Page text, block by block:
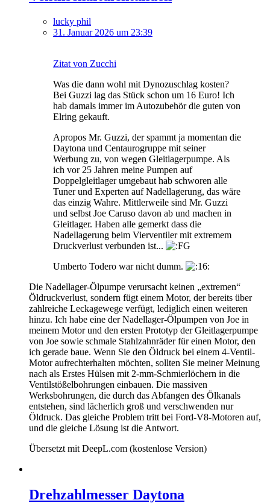
lucky phil
31. Januar 2026 um 23:39
Zitat von Zucchi
Was die dann wohl mit Dynozuschlag kosten?
Bei Guzzi lag das Stück schon um 16 Euro! Ich
hab damals immer im Autozubehör die guten von
Elring gekauft.
Apropos Mr. Guzzi, der spammt ja momentan die
Daytona und Centaurogruppe mit seiner
Werbung zu, von wegen Gleitlagerpumpe. Als
ich vor 25 Jahren meine Pumpen auf
Doppelgleitlager umgebaut hab schworen alle
Tuner und Experten auf Nadellagerung, das wäre
das einzig Wahre. Mittlerweile sind Mr. Guzzi
und selbst Joe Caruso davon ab und machen in
Gleitlager. Haben alle gemerkt dass die
Nadellagerung beim Vierventiler mit extremem
Druckverlust verbunden ist...
Umberto Todero war nicht dumm.
Die Nadellager-Ölpumpe verursacht keinen „extremen“
Öldruckverlust, sondern fügt einem Motor, der bereits über
zahlreiche Leckagewege verfügt, lediglich einen weiteren
hinzu. Ich habe eine der Nadellager-Ölpumpen von Joe in
meinem Motor und den ersten Prototyp der Gleitlagerpumpe
von Joe sowie schmale Stahlzahnräder für einen Motor, den
ich gerade baue. Wenn Sie den Öldruck bei einem 4-Ventil-
Motor aufrechterhalten möchten, sollten Sie meiner Meinung
nach als Erstes Hülsen mit 2-mm-Schmierlöchern in die
Ventilstößelbohrungen einbauen. Die massiven
Werksbohrungen, die durch das Abfangen des Ölkanals
entstehen, sind lächerlich groß und verschwenden nur
Öldruck. Das gleiche Problem tritt bei Ford-V8-Motoren auf,
und die gleiche Lösung ist die Antwort.
Übersetzt mit DeepL.com (kostenlose Version)
Drehzahlmesser Daytona